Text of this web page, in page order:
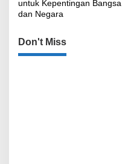
untuk Kepentingan Bangsa
dan Negara
Don't Miss